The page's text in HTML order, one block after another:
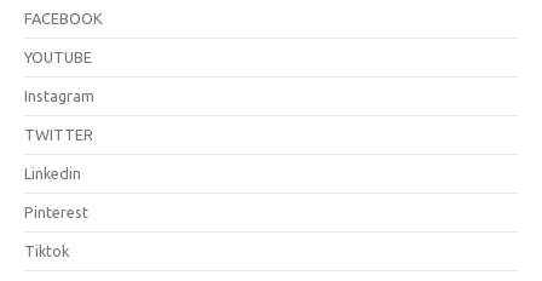
FACEBOOK
YOUTUBE
Instagram
TWITTER
Linkedin
Pinterest
Tiktok